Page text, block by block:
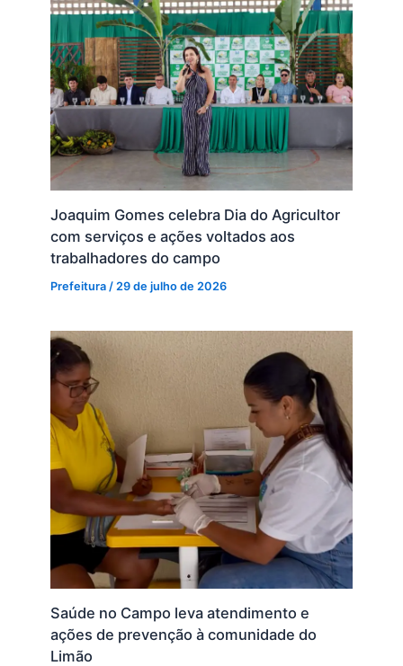
Joaquim Gomes celebra Dia do Agricultor
com serviços e ações voltados aos
trabalhadores do campo
Prefeitura / 29 de julho de 2026
Saúde no Campo leva atendimento e
ações de prevenção à comunidade do
Limão